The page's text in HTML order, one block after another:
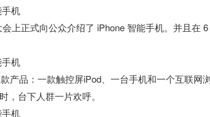
上正式向公众介绍了 iPhone 智能手机。并且在
产品：一款触控屏iPod、一台手机和一个互联网
，台下人群一片欢呼。